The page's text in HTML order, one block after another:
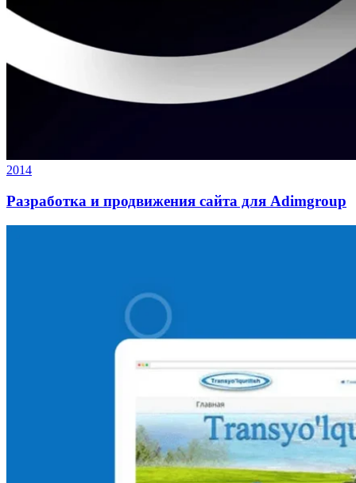
2014
Разработка и продвижения сайта для Adimgroup